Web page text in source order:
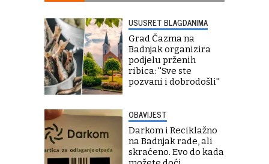
USUSRET BLAGDANIMA
Grad Čazma na
Badnjak organizira
podjelu prženih
ribica: ''Sve ste
pozvani i dobrodošli''
OBAVIJEST
Darkom i Reciklažno
na Badnjak rade, ali
skraćeno. Evo do kada